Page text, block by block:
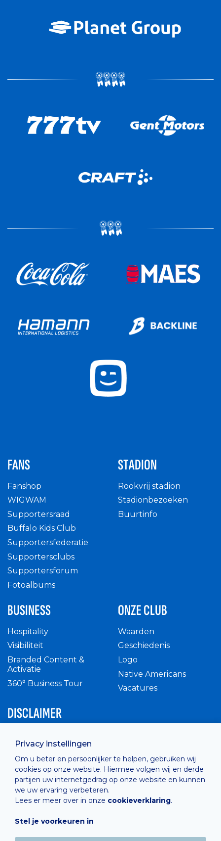
Privacy instellingen
Om u beter en persoonlijker te helpen, gebruiken wij
cookies op onze website. Hiermee volgen wij en derde
partijen uw internetgedrag op onze website en kunnen
we uw ervaring verbeteren.
Lees er meer over in onze cookieverklaring.
Stel je voorkeuren in
FANS
Fanshop
WIGWAM
Supportersraad
Buffalo Kids Club
Supportersfederatie
Supportersclubs
Supportersforum
Fotoalbums
STADION
Rookvrij stadion
Stadionbezoeken
Buurtinfo
BUSINESS
Hospitality
Visibiliteit
Branded Content &
Activatie
360° Business Tour
ONZE CLUB
Waarden
Geschiedenis
Logo
Native Americans
Vacatures
DISCLAIMER
Privacy Policy
Cashless
verkoopsvoorwaarden
Cookie Policy
Hosted by Combell